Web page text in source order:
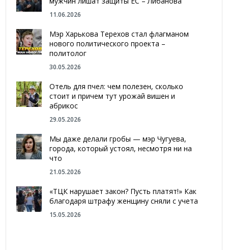
11.06.2026
Мэр Харькова Терехов стал флагманом
нового политического проекта –
политолог
30.05.2026
Отель для пчел: чем полезен, сколько
стоит и причем тут урожай вишен и
абрикос
29.05.2026
Мы даже делали гробы — мэр Чугуева,
города, который устоял, несмотря ни на
что
21.05.2026
«ТЦК нарушает закон? Пусть платят!» Как
благодаря штрафу женщину сняли с учета
15.05.2026